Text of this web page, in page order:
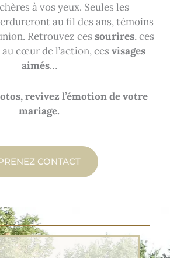
à vos yeux. Seules les
au fil des ans, témoins
Retrouvez ces sourires, ces
cœur de l’action, ces visages
aimés…
revivez l’émotion de votre
mariage.
CONTACT